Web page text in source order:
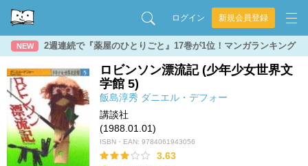
ログイン 新規会員登録
NEW 2週連続で『薬屋のひとりごと』17巻が1位！マンガランキング
ロビンソン漂流記 (少年少女世界文
学館 5)
飯島淳秀 ダニエル・デフォー
講談社
(1988.01.01)
ISBN・EAN: 9784061943056
3.63